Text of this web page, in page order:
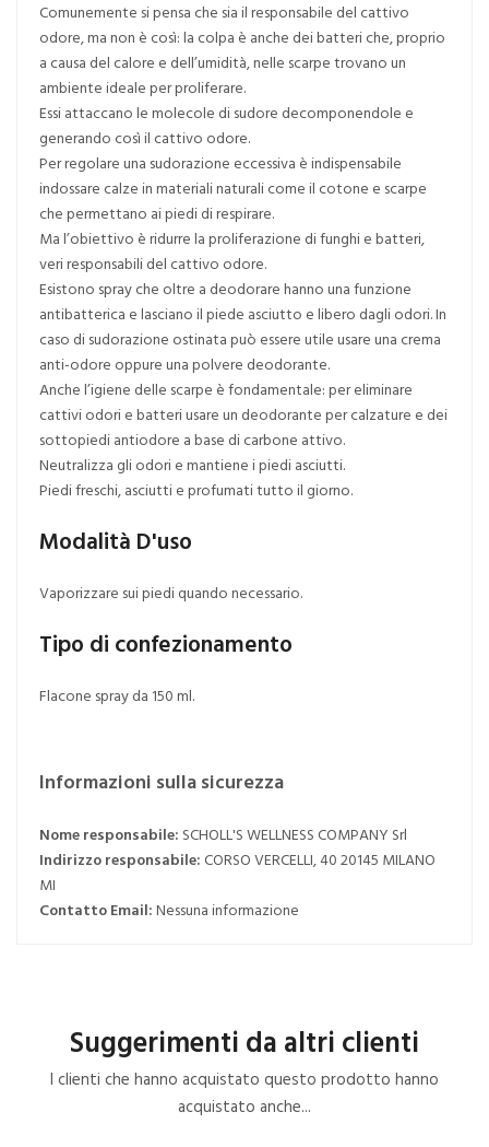
Comunemente si pensa che sia il responsabile del cattivo
odore, ma non è così: la colpa è anche dei batteri che, proprio
a causa del calore e dell’umidità, nelle scarpe trovano un
ambiente ideale per proliferare.
Essi attaccano le molecole di sudore decomponendole e
generando così il cattivo odore.
Per regolare una sudorazione eccessiva è indispensabile
indossare calze in materiali naturali come il cotone e scarpe
che permettano ai piedi di respirare.
Ma l’obiettivo è ridurre la proliferazione di funghi e batteri,
veri responsabili del cattivo odore.
Esistono spray che oltre a deodorare hanno una funzione
antibatterica e lasciano il piede asciutto e libero dagli odori. In
caso di sudorazione ostinata può essere utile usare una crema
anti-odore oppure una polvere deodorante.
Anche l’igiene delle scarpe è fondamentale: per eliminare
cattivi odori e batteri usare un deodorante per calzature e dei
sottopiedi antiodore a base di carbone attivo.
Neutralizza gli odori e mantiene i piedi asciutti.
Piedi freschi, asciutti e profumati tutto il giorno.
Modalità D'uso
Vaporizzare sui piedi quando necessario.
Tipo di confezionamento
Flacone spray da 150 ml.
Informazioni sulla sicurezza
Nome responsabile: SCHOLL'S WELLNESS COMPANY Srl
Indirizzo responsabile:CORSO VERCELLI, 40 20145 MILANO
MI
Contatto Email:Nessuna informazione
Suggerimenti da altri clienti
I clienti che hanno acquistato questo prodotto hanno
acquistato anche...